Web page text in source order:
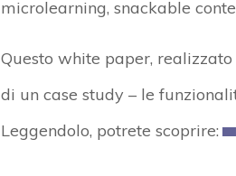
microlearning, snackable
Questo white paper,
di un case study – le
Leggendolo, potrete scoprire: